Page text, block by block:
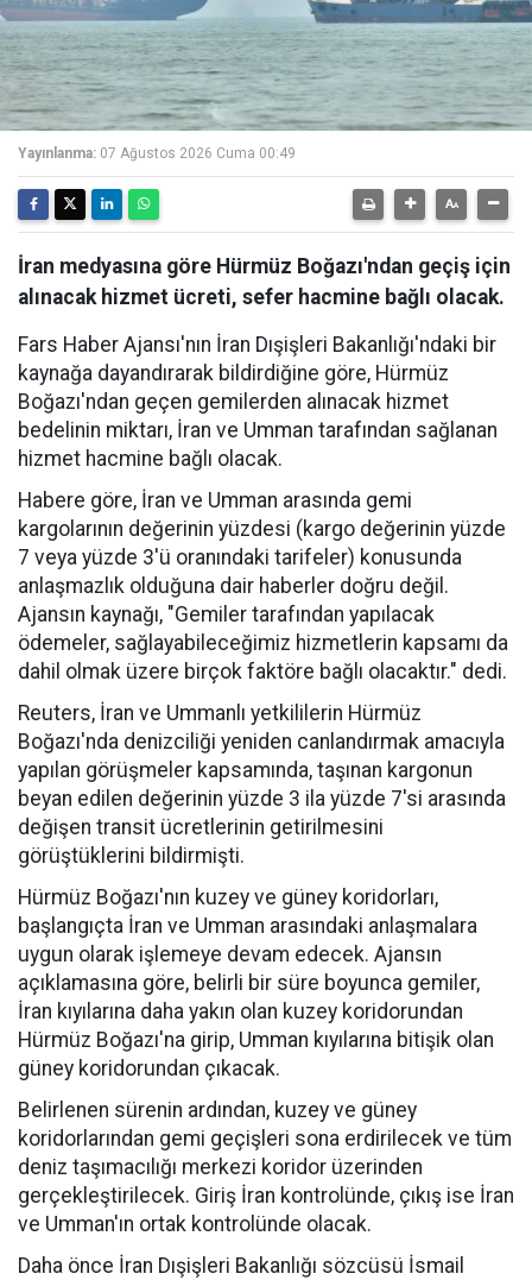
Yayınlanma: 07 Ağustos 2026 Cuma 00:49
İran medyasına göre Hürmüz Boğazı'ndan geçiş için
alınacak hizmet ücreti, sefer hacmine bağlı olacak.
Fars Haber Ajansı'nın İran Dışişleri Bakanlığı'ndaki bir
kaynağa dayandırarak bildirdiğine göre, Hürmüz
Boğazı'ndan geçen gemilerden alınacak hizmet
bedelinin miktarı, İran ve Umman tarafından sağlanan
hizmet hacmine bağlı olacak.
Habere göre, İran ve Umman arasında gemi
kargolarının değerinin yüzdesi (kargo değerinin yüzde
7 veya yüzde 3'ü oranındaki tarifeler) konusunda
anlaşmazlık olduğuna dair haberler doğru değil.
Ajansın kaynağı, "Gemiler tarafından yapılacak
ödemeler, sağlayabileceğimiz hizmetlerin kapsamı da
dahil olmak üzere birçok faktöre bağlı olacaktır." dedi.
Reuters, İran ve Ummanlı yetkililerin Hürmüz
Boğazı'nda denizciliği yeniden canlandırmak amacıyla
yapılan görüşmeler kapsamında, taşınan kargonun
beyan edilen değerinin yüzde 3 ila yüzde 7'si arasında
değişen transit ücretlerinin getirilmesini
görüştüklerini bildirmişti.
Hürmüz Boğazı'nın kuzey ve güney koridorları,
başlangıçta İran ve Umman arasındaki anlaşmalara
uygun olarak işlemeye devam edecek. Ajansın
açıklamasına göre, belirli bir süre boyunca gemiler,
İran kıyılarına daha yakın olan kuzey koridorundan
Hürmüz Boğazı'na girip, Umman kıyılarına bitişik olan
güney koridorundan çıkacak.
Belirlenen sürenin ardından, kuzey ve güney
koridorlarından gemi geçişleri sona erdirilecek ve tüm
deniz taşımacılığı merkezi koridor üzerinden
gerçekleştirilecek. Giriş İran kontrolünde, çıkış ise İran
ve Umman'ın ortak kontrolünde olacak.
Daha önce İran Dışişleri Bakanlığı sözcüsü İsmail